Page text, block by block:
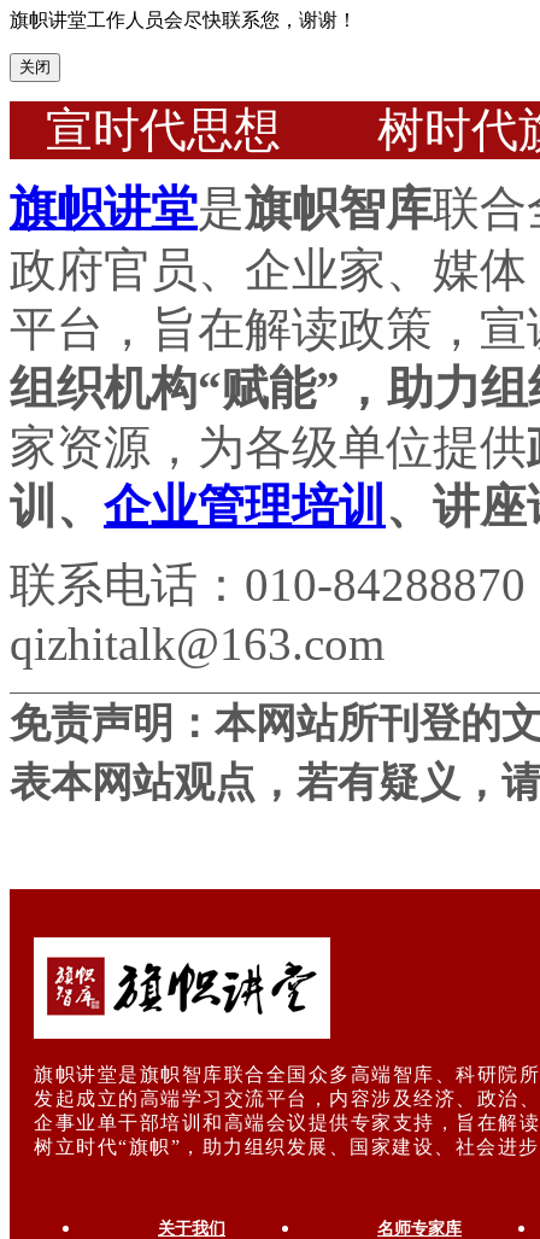
旗帜讲堂工作人员会尽快联系您，谢谢！
关闭
宣时代思想 树时代
旗帜讲堂是旗帜智库联合
政府官员、企业家、媒
平台，旨在解读政策，
组织机构“赋能”，助力
家资源，为各级单位提供
训、 企业管理培训 、讲
联系电话：010-
qizhitalk@163.com
免责声明：本网站所刊登的
表本网站观点，若有疑义，
旗帜讲堂是旗帜智库联合全国众多高端智库、科研院
发起成立的高端学习交流平台，内容涉及经济、政治
企事业单干部培训和高端会议提供专家支持，旨在解
树立时代“旗帜”，助力组织发展、国家建设、社会进
关于我们 名师专家库